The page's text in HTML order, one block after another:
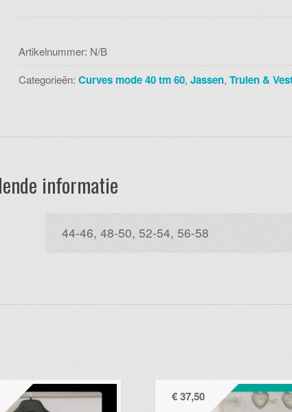
lang
n
2205
Artikelnummer: N/B
Categorieën: Curves mode 40 tm 60, Jassen, Truien &
informatie
44-46, 48-50, 52-54, 56-58
€37,50